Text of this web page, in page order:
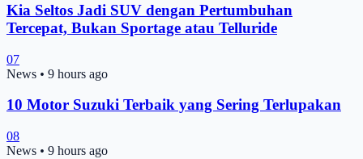
Kia Seltos Jadi SUV dengan Pertumbuhan
Tercepat, Bukan Sportage atau Telluride
07
News • 9 hours ago
10 Motor Suzuki Terbaik yang Sering Terlupakan
08
News • 9 hours ago